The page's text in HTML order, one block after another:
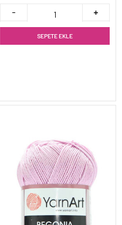
SEPETE EKLE